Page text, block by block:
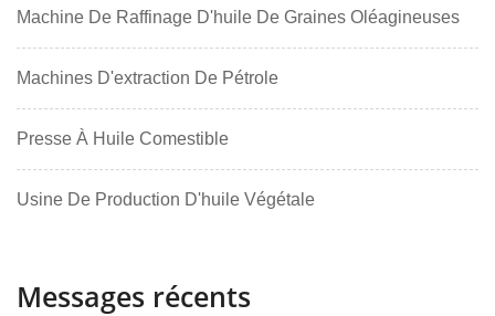
Machine De Raffinage D'huile De Graines Oléagineuses
Machines D'extraction De Pétrole
Presse À Huile Comestible
Usine De Production D'huile Végétale
Messages récents